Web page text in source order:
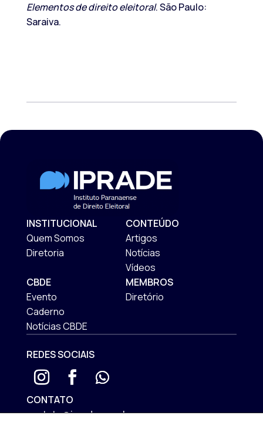
Elementos de direito eleitoral. São Paulo:
Saraiva.
INSTITUCIONAL
Quem Somos
Diretoria
CONTEÚDO
Artigos
Notícias
Vídeos
CBDE
Evento
Caderno
Notícias CBDE
MEMBROS
Diretório
REDES SOCIAIS
CONTATO
contato@iprade.com.br